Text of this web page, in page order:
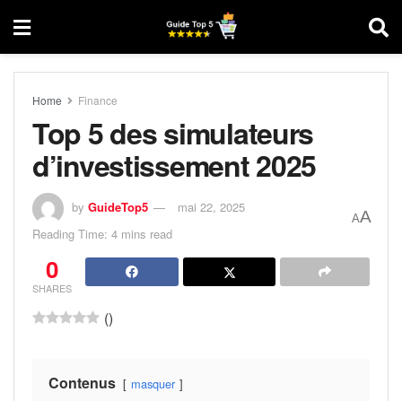
Home Finance
Top 5 des simulateurs
d’investissement 2025
by GuideTop5
mai 22, 2025
Reading Time: 4 mins read
AA
0
SHARES
()
Contenus masquer